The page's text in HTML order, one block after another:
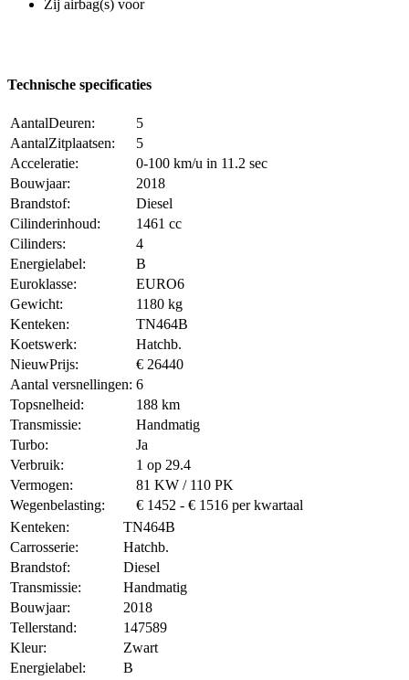
Zij airbag(s) voor
Technische specificaties
AantalDeuren:
5
AantalZitplaatsen:
5
Acceleratie:
0-100 km/u in 11.2 sec
Bouwjaar:
2018
Brandstof:
Diesel
Cilinderinhoud:
1461 cc
Cilinders:
4
Energielabel:
B
Euroklasse:
EURO6
Gewicht:
1180 kg
Kenteken:
TN464B
Koetswerk:
Hatchb.
NieuwPrijs:
€ 26440
Aantal versnellingen: 6
Topsnelheid:
188 km
Transmissie:
Handmatig
Turbo:
Ja
Verbruik:
1 op 29.4
Vermogen:
81 KW / 110 PK
Wegenbelasting:
€ 1452 - € 1516 per kwartaal
Kenteken:
TN464B
Carrosserie:
Hatchb.
Brandstof:
Diesel
Transmissie:
Handmatig
Bouwjaar:
2018
Tellerstand:
147589
Kleur:
Zwart
Energielabel:
B